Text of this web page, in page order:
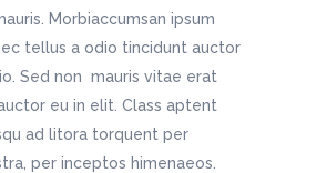
Morbiaccumsan ipsum
tellus a odio tincidunt auctor
Sed non mauris vitae erat
eu in elit. Class aptent
ad litora torquent per
per inceptos himenaeos.